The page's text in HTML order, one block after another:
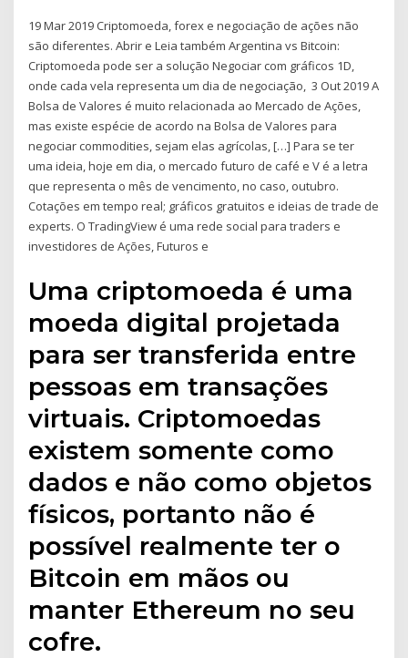
19 Mar 2019 Criptomoeda, forex e negociação de ações não
são diferentes. Abrir e Leia também Argentina vs Bitcoin:
Criptomoeda pode ser a solução Negociar com gráficos 1D,
onde cada vela representa um dia de negociação, 3 Out 2019 A
Bolsa de Valores é muito relacionada ao Mercado de Ações,
mas existe espécie de acordo na Bolsa de Valores para
negociar commodities, sejam elas agrícolas, […] Para se ter
uma ideia, hoje em dia, o mercado futuro de café e V é a letra
que representa o mês de vencimento, no caso, outubro.
Cotações em tempo real; gráficos gratuitos e ideias de trade de
experts. O TradingView é uma rede social para traders e
investidores de Ações, Futuros e
Uma criptomoeda é uma
moeda digital projetada
para ser transferida entre
pessoas em transações
virtuais. Criptomoedas
existem somente como
dados e não como objetos
físicos, portanto não é
possível realmente ter o
Bitcoin em mãos ou
manter Ethereum no seu
cofre.